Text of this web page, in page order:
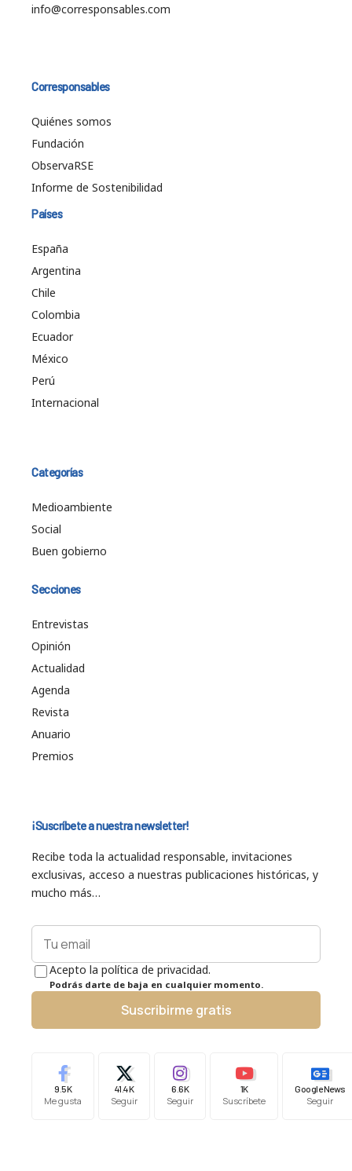
info@corresponsables.com
Corresponsables
Quiénes somos
Fundación
ObservaRSE
Informe de Sostenibilidad
Países
España
Argentina
Chile
Colombia
Ecuador
México
Perú
Internacional
Categorías
Medioambiente
Social
Buen gobierno
Secciones
Entrevistas
Opinión
Actualidad
Agenda
Revista
Anuario
Premios
¡Suscríbete a nuestra newsletter!
Recibe toda la actualidad responsable, invitaciones
exclusivas, acceso a nuestras publicaciones históricas, y
mucho más…
Acepto la política de privacidad.
Podrás darte de baja en cualquier momento.
Suscribirme gratis
9.5K
Me gusta
41.4K
Seguir
6.6K
Seguir
1K
Suscríbete
Google News
Seguir